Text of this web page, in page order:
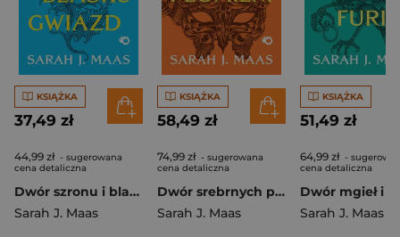
KSIĄŻKA
37,49 zł
44,99 zł - sugerowana
cena detaliczna
Dwór szronu i blasku gwiazd. Dwór cierni i róż. Tom 4 wyd. 2026
Sarah J. Maas
KSIĄŻKA
58,49 zł
74,99 zł - sugerowana
cena detaliczna
Dwór srebrnych płomieni. Dwór cierni i róż. Tom 5 wyd. 2026
Sarah J. Maas
KSIĄŻKA
51,49 zł
64,99 zł -
cena detaliczna
Sarah J. Maas